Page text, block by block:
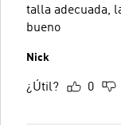
talla adecuada, largo
bueno
Nick
¿Útil? 0